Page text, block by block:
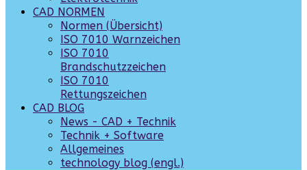
CAD NORMEN
Normen (Übersicht)
ISO 7010 Warnzeichen
ISO 7010
Brandschutzzeichen
ISO 7010
Rettungszeichen
CAD BLOG
News - CAD + Technik
Technik + Software
Allgemeines
technology blog (engl.)